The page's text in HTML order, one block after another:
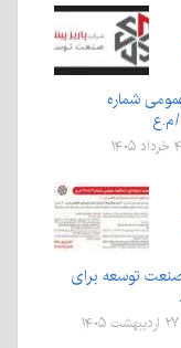
شماره
توسعه برای